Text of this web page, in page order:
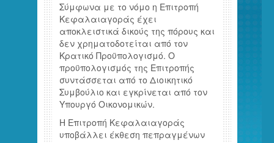
Σύμφωνα με το νόμο η Επιτροπή
Κεφαλαιαγοράς έχει
αποκλειστικά δικούς της πόρους και
δεν χρηματοδοτείται από τον
Κρατικό Προϋπολογισμό. Ο
προϋπολογισμός της Επιτροπής
συντάσσεται από το Διοικητικό
Συμβούλιο και εγκρίνεται από τον
Υπουργό Οικονομικών.
Η Επιτροπή Κεφαλαιαγοράς
υποβάλλει έκθεση πεπραγμένων